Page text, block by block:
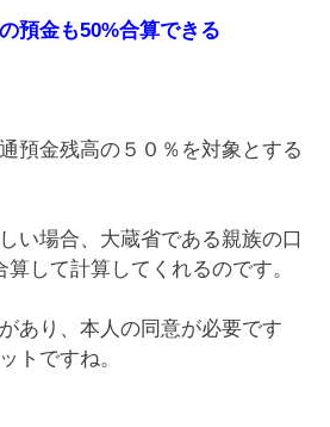
預金も50%合算できる
預金残高の５０％を対象とする
い場合、大蔵省である親族の口
して計算してくれるのです。
あり、本人の同意が必要です
トですね。